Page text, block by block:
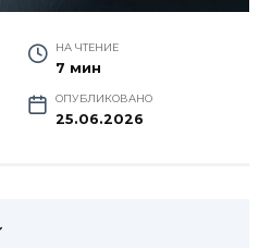
НА ЧТЕНИЕ
7 мин
ОПУБЛИКОВАНО
25.06.2026